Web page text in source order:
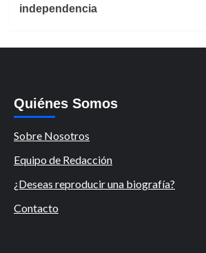
independencia
Quiénes Somos
Sobre Nosotros
Equipo de Redacción
¿Deseas reproducir una biografía?
Contacto